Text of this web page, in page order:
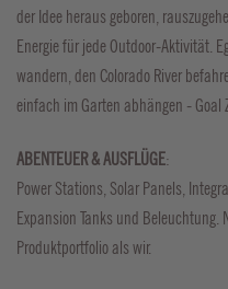
der Idee heraus geboren,
Energie für jede Outdoor-Aktivität.
wandern, den Colorado River
einfach im Garten abhängen - Goal
ABENTEUER & AUSFLÜGE:
Power Stations, Solar Panels,
Expansion Tanks und Beleuchtung.
Produktportfolio als wir.